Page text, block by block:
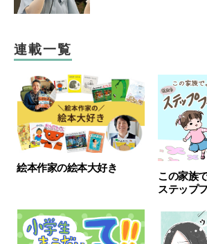
連載一覧
絵本作家の絵本大好き
この家族
ステップ